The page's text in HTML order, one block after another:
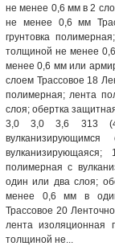
не менее 0,6 мм в 2
не менее 0,6 мм
грунтовка
толщиной не менее
менее 0,6 мм или
слоем Трассовое 18
полимерная; лента
слоя; обертка
3,0 3,0 3,6 313
полимерная с
один или два слоя;
менее 0,6 мм в
Трассовое 20
лента
толщиной не...